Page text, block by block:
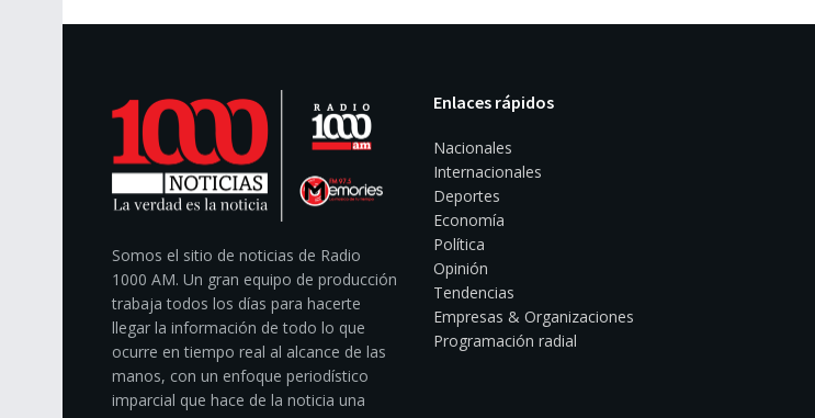
Somos el sitio de noticias de Radio
1000 AM. Un gran equipo de producción
trabaja todos los días para hacerte
llegar la información de todo lo que
ocurre en tiempo real al alcance de las
manos, con un enfoque periodístico
imparcial que hace de la noticia una
Enlaces rápidos
Nacionales
Internacionales
Deportes
Economía
Política
Opinión
Tendencias
Empresas & Organizaciones
Programación radial